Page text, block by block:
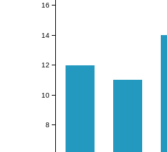
8
10
12
14
16